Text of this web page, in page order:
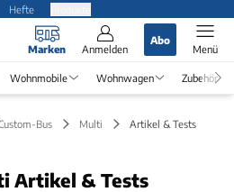
Hefte
Marken Anmelden
Abo
Menü
Wohnmobile Wohnwagen Zubehör
Bus Multi Artikel & Tests
Artikel & Tests